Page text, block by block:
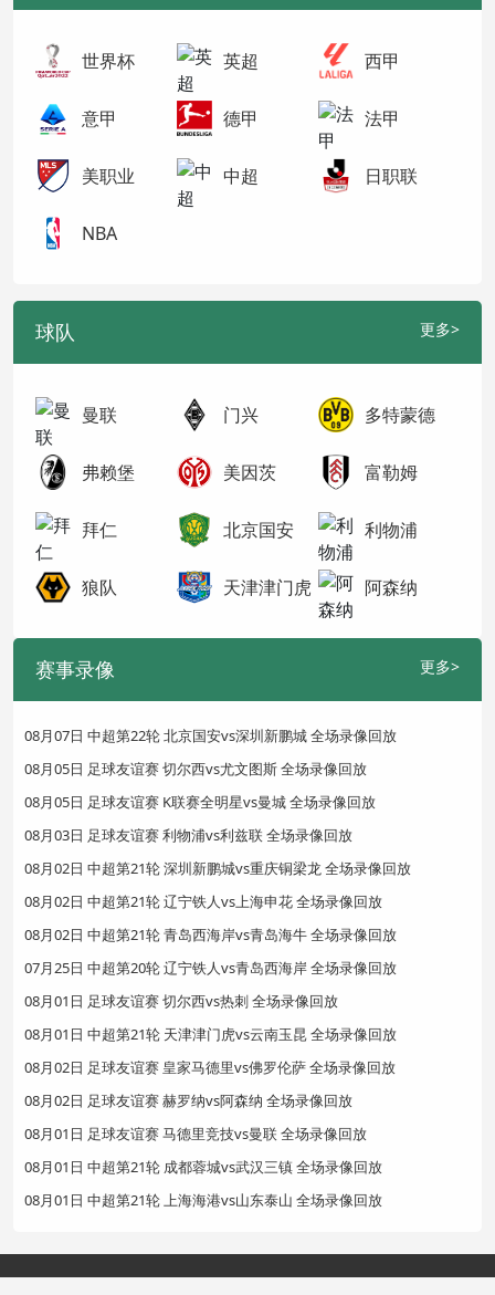
世界杯 英超 西甲
意甲 德甲 法甲
美职业 中超 日职联
NBA
球队 更多>
曼联 门兴 多特蒙德
弗赖堡 美因茨 富勒姆
拜仁 北京国安 利物浦
狼队 天津津门虎 阿森纳
赛事录像 更多>
08月07日 中超第22轮 北京国安vs深圳新鹏城 全场录像回放
08月05日 足球友谊赛 切尔西vs尤文图斯 全场录像回放
08月05日 足球友谊赛 K联赛全明星vs曼城 全场录像回放
08月03日 足球友谊赛 利物浦vs利兹联 全场录像回放
08月02日 中超第21轮 深圳新鹏城vs重庆铜梁龙 全场录像回放
08月02日 中超第21轮 辽宁铁人vs上海申花 全场录像回放
08月02日 中超第21轮 青岛西海岸vs青岛海牛 全场录像回放
07月25日 中超第20轮 辽宁铁人vs青岛西海岸 全场录像回放
08月01日 足球友谊赛 切尔西vs热刺 全场录像回放
08月01日 中超第21轮 天津津门虎vs云南玉昆 全场录像回放
08月02日 足球友谊赛 皇家马德里vs佛罗伦萨 全场录像回放
08月02日 足球友谊赛 赫罗纳vs阿森纳 全场录像回放
08月01日 足球友谊赛 马德里竞技vs曼联 全场录像回放
08月01日 中超第21轮 成都蓉城vs武汉三镇 全场录像回放
08月01日 中超第21轮 上海海港vs山东泰山 全场录像回放